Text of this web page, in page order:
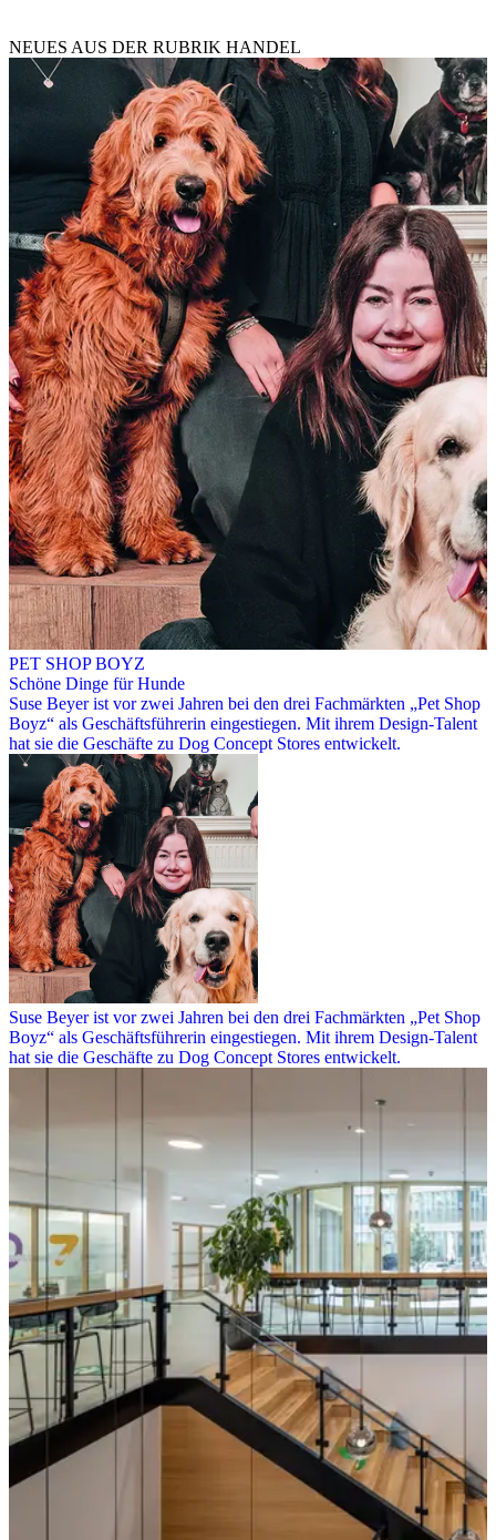
NEUES AUS DER RUBRIK HANDEL
PET SHOP BOYZ
Schöne Dinge für Hunde
Suse Beyer ist vor zwei Jahren bei den drei Fachmärkten „Pet Shop
Boyz“ als Geschäftsführerin eingestiegen. Mit ihrem Design-Talent
hat sie die Geschäfte zu Dog Concept Stores entwickelt.
Suse Beyer ist vor zwei Jahren bei den drei Fachmärkten „Pet Shop
Boyz“ als Geschäftsführerin eingestiegen. Mit ihrem Design-Talent
hat sie die Geschäfte zu Dog Concept Stores entwickelt.